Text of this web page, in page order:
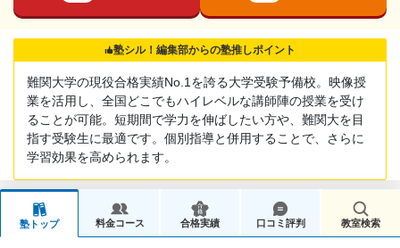
塾シル！編集部からの塾推しポイント
難関大学の現役合格実績No.1を誇る大学受験予備校。映像授
業を活用し、全国どこでもハイレベルな講師陣の授業を受け
ることが可能。短期間で学力を伸ばしたい方や、難関大を目
指す受験生に最適です。個別指導と併用することで、さらに
学習効果を高められます。
塾トップ 料金コース 合格実績 口コミ評判 教室検索